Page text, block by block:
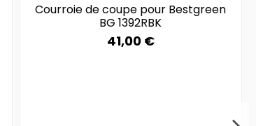
Courroie de coupe pour Bestgreen
BG 1392RBK
41,00 €